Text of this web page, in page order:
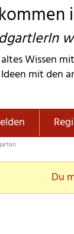
Wissen
mit den
Du